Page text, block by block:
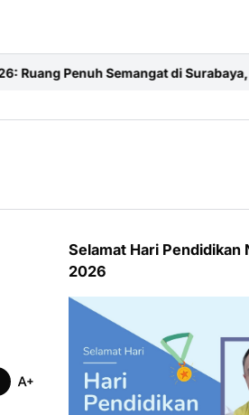
di Surabaya, Membayangkan
Selamat Hari Pendidikan
2026